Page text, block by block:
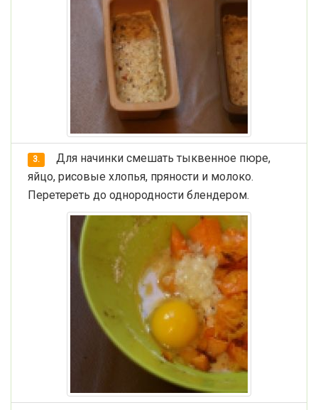
3.
Для начинки смешать тыквенное пюре,
яйцо, рисовые хлопья, пряности и молоко.
Перетереть до однородности блендером.